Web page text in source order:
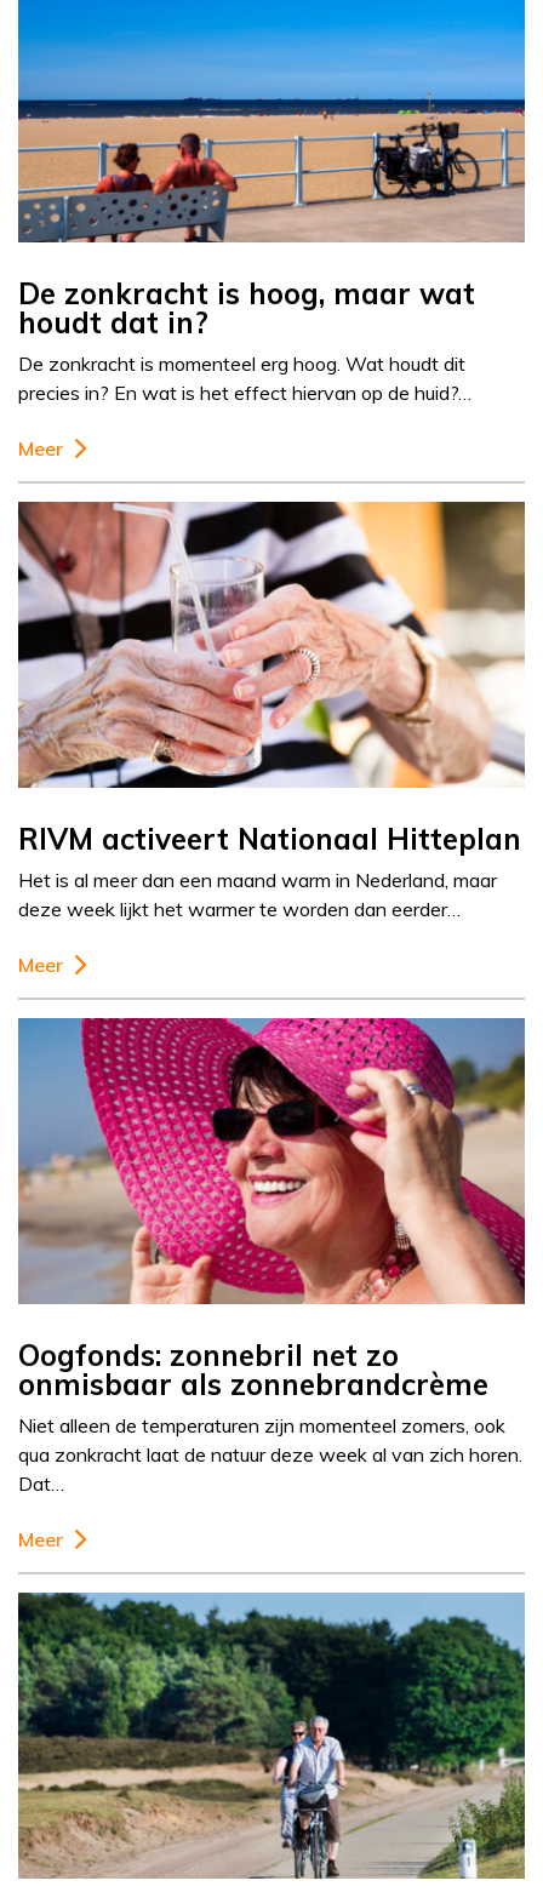
De zonkracht is hoog, maar wat
houdt dat in?
De zonkracht is momenteel erg hoog. Wat houdt dit
precies in? En wat is het effect hiervan op de huid?…
Meer
RIVM activeert Nationaal Hitteplan
Het is al meer dan een maand warm in Nederland, maar
deze week lijkt het warmer te worden dan eerder…
Meer
Oogfonds: zonnebril net zo
onmisbaar als zonnebrandcrème
Niet alleen de temperaturen zijn momenteel zomers, ook
qua zonkracht laat de natuur deze week al van zich horen.
Dat…
Meer